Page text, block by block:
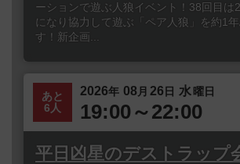
ーションで遊ぶ人狼イベント！38回目は
になり協力して遊ぶ「ペア人狼」を約1
す！新企画...
あと
6人
2026年 08 月 26日 水曜日
19:00～22:00
平日凶星のデストラップ